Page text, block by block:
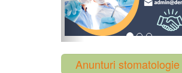
Anunturi stomatologie